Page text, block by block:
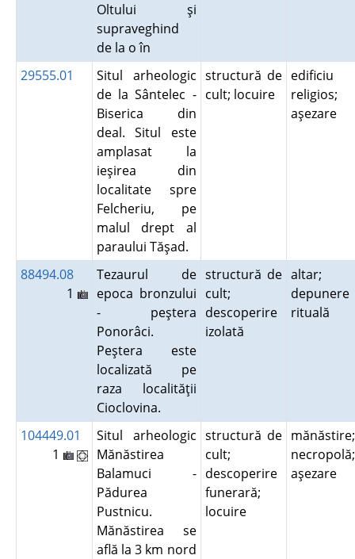
Oltului şi
supraveghind
de la o în
29555.01
Situl arheologic
de la Sântelec -
Biserica din
deal. Situl este
amplasat la
ieşirea din
localitate spre
Felcheriu, pe
malul drept al
paraului Tăşad.
structură de
cult; locuire
edificiu
religios;
aşezare
88494.08
1
Tezaurul de
epoca bronzului
- peştera
Ponorâci.
Peştera este
localizată pe
raza localităţii
Cioclovina.
structură de
cult;
descoperire
izolată
altar;
depunere
rituală
104449.01
1
Situl arheologic
Mănăstirea
Balamuci -
Pădurea
Pustnicu.
Mănăstirea se
află la 3 km nord
structură de
cult;
descoperire
funerară;
locuire
mănăstire;
necropolă;
aşezare